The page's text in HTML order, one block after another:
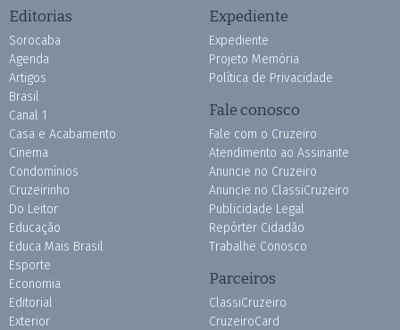
Editorias
Sorocaba
Agenda
Artigos
Brasil
Canal 1
Casa e Acabamento
Cinema
Condomínios
Cruzeirinho
Do Leitor
Educação
Educa Mais Brasil
Esporte
Economia
Editorial
Exterior
Expediente
Expediente
Projeto Memória
Política de Privacidade
Fale conosco
Fale com o Cruzeiro
Atendimento ao Assinante
Anuncie no Cruzeiro
Anuncie no ClassiCruzeiro
Publicidade Legal
Repórter Cidadão
Trabalhe Conosco
Parceiros
ClassiCruzeiro
CruzeiroCard